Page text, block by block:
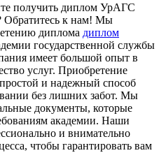
получить диплом УрАГС
Обратитесь к нам! Мы
диплома диплом
государственной службы
имеет большой опыт в
услуг. Приобретение
и надежный способ
без лишних забот. Мы
документы, которые
академии. Наши
и внимательно
чтобы гарантировать вам